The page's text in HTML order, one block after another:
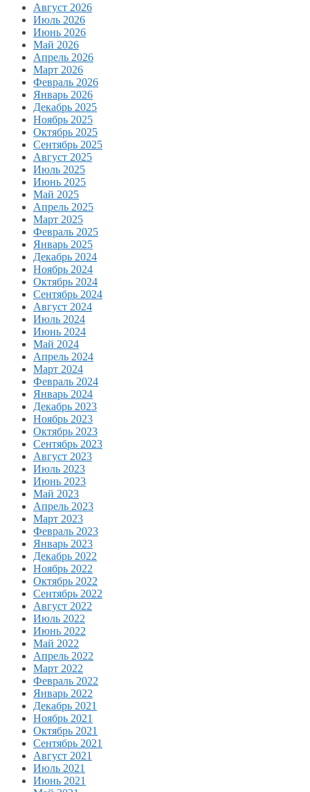
Август 2026
Июль 2026
Июнь 2026
Май 2026
Апрель 2026
Март 2026
Февраль 2026
Январь 2026
Декабрь 2025
Ноябрь 2025
Октябрь 2025
Сентябрь 2025
Август 2025
Июль 2025
Июнь 2025
Май 2025
Апрель 2025
Март 2025
Февраль 2025
Январь 2025
Декабрь 2024
Ноябрь 2024
Октябрь 2024
Сентябрь 2024
Август 2024
Июль 2024
Июнь 2024
Май 2024
Апрель 2024
Март 2024
Февраль 2024
Январь 2024
Декабрь 2023
Ноябрь 2023
Октябрь 2023
Сентябрь 2023
Август 2023
Июль 2023
Июнь 2023
Май 2023
Апрель 2023
Март 2023
Февраль 2023
Январь 2023
Декабрь 2022
Ноябрь 2022
Октябрь 2022
Сентябрь 2022
Август 2022
Июль 2022
Июнь 2022
Май 2022
Апрель 2022
Март 2022
Февраль 2022
Январь 2022
Декабрь 2021
Ноябрь 2021
Октябрь 2021
Сентябрь 2021
Август 2021
Июль 2021
Июнь 2021